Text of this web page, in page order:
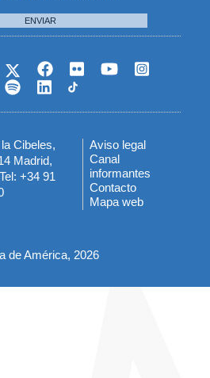
ENVIAR
Cibeles,
Madrid,
+34 91
Menú
del
pie
Aviso legal
Canal
informantes
Contacto
Mapa web
de América, 2026